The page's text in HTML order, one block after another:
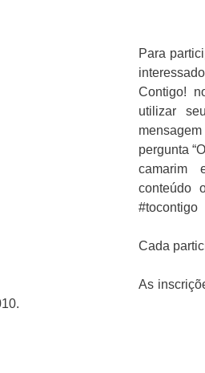
Para
Contigo!
utilizar
pergunta
camarim
conteúdo
#tocontigo
Cada
As